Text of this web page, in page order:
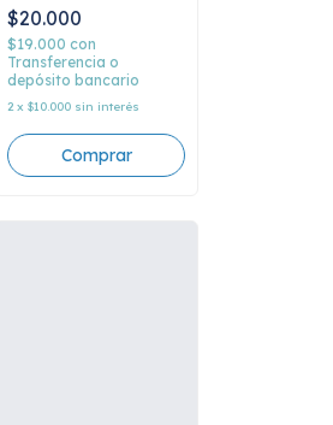
$20.000
$19.000 con
Transferencia o
depósito bancario
2 x $10.000 sin interés